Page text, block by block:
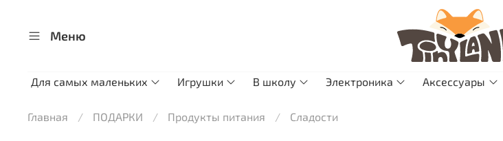
Меню
Для самых маленьких Игрушки В школу Электроника Аксессуары
Главная ПОДАРКИ Продукты питания Сладости